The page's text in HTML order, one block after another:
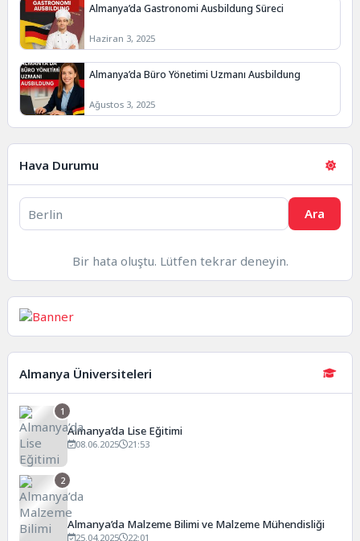
Almanya’da Gastronomi Ausbildung Süreci
Haziran 3, 2025
Almanya’da Büro Yönetimi Uzmanı Ausbildung
Ağustos 3, 2025
Hava Durumu
Ara
Bir hata oluştu. Lütfen tekrar deneyin.
Almanya Üniversiteleri
1
Almanya’da Lise Eğitimi
08.06.2025 21:53
2
Almanya’da Malzeme Bilimi ve Malzeme Mühendisliği
25.04.2025 22:01